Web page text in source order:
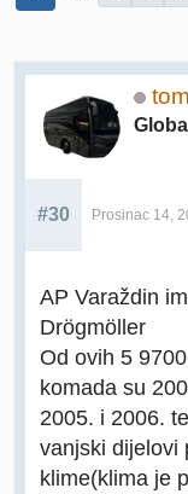
#30 Prosinac 14,
AP Varaždin
Drögmöller
Od ovih 5
komada su
2005. i 2006.
vanjski dijelovi
klime(klima je